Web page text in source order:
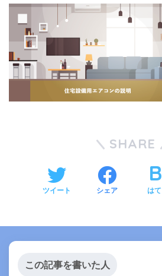
SHARE
ツイート シェア は
この記事を書いた人